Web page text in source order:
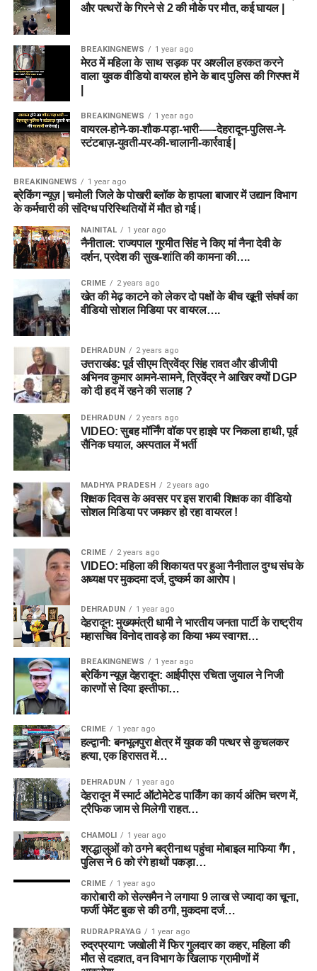
और पत्थरों के गिरने से 2 की मौके पर मौत, कई घायल |
BREAKINGNEWS 1 year ago
मेरठ में महिला के साथ सड़क पर अश्लील हरकत करने
वाला युवक वीडियो वायरल होने के बाद पुलिस की गिरफ्त में
BREAKINGNEWS 1 year ago
वायरल-होने-का-शौक-पड़ा-भारी-—-देहरादून-पुलिस-ने-
स्टंटबाज़-युवती-पर-की-चालानी-कार्रवाई |
BREAKINGNEWS 1 year ago
ब्रेकिंग न्यूज़ | चमोली जिले के पोखरी ब्लॉक के हापला बाजार में उद्यान विभाग
के कर्मचारी की संदिग्ध परिस्थितियों में मौत हो गई।
NAINITAL 1 year ago
नैनीताल: राज्यपाल गुरमीत सिंह ने किए मां नैना देवी के
दर्शन, प्रदेश की सुख-शांति की कामना की….
CRIME 2 years ago
खेत की मेढ़ काटने को लेकर दो पक्षों के बीच खूनी संघर्ष का
वीडियो सोशल मिडिया पर वायरल….
DEHRADUN 2 years ago
उत्तराखंड: पूर्व सीएम त्रिवेंद्र सिंह रावत और डीजीपी
अभिनव कुमार आमने-सामने, त्रिवेंद्र ने आखिर क्यों DGP
को दी हद में रहने की सलाह ?
DEHRADUN 2 years ago
VIDEO: सुबह मॉर्निंग वॉक पर हाइवे पर निकला हाथी, पूर्व
सैनिक घयाल, अस्पताल में भर्ती
MADHYA PRADESH 2 years ago
शिक्षक दिवस के अवसर पर इस शराबी शिक्षक का वीडियो
सोशल मिडिया पर जमकर हो रहा वायरल !
CRIME 2 years ago
VIDEO: महिला की शिकायत पर हुआ नैनीताल दुग्ध संघ के
अध्यक्ष पर मुकदमा दर्ज, दुष्कर्म का आरोप।
DEHRADUN 1 year ago
देहरादून: मुख्यमंत्री धामी ने भारतीय जनता पार्टी के राष्ट्रीय
महासचिव विनोद तावड़े का किया भव्य स्वागत…
BREAKINGNEWS 1 year ago
ब्रेकिंग न्यूज़ देहरादून: आईपीएस रचिता जुयाल ने निजी
कारणों से दिया इस्तीफा…
CRIME 1 year ago
हल्द्वानी: बनभूलपुरा क्षेत्र में युवक की पत्थर से कुचलकर
हत्या, एक हिरासत में…
DEHRADUN 1 year ago
देहरादून में स्मार्ट ऑटोमेटेड पार्किंग का कार्य अंतिम चरण में,
ट्रैफिक जाम से मिलेगी राहत…
CHAMOLI 1 year ago
श्रद्धालुओं को ठगने बद्रीनाथ पहुंचा मोबाइल माफिया गैंग ,
पुलिस ने 6 को रंगे हाथों पकड़ा…
CRIME 1 year ago
कारोबारी को सेल्समैन ने लगाया 9 लाख से ज्यादा का चूना,
फर्जी पेमेंट बुक से की ठगी, मुकदमा दर्ज…
RUDRAPRAYAG 1 year ago
रुद्रप्रयाग: जखोली में फिर गुलदार का कहर, महिला की
मौत से दहशत, वन विभाग के खिलाफ ग्रामीणों में